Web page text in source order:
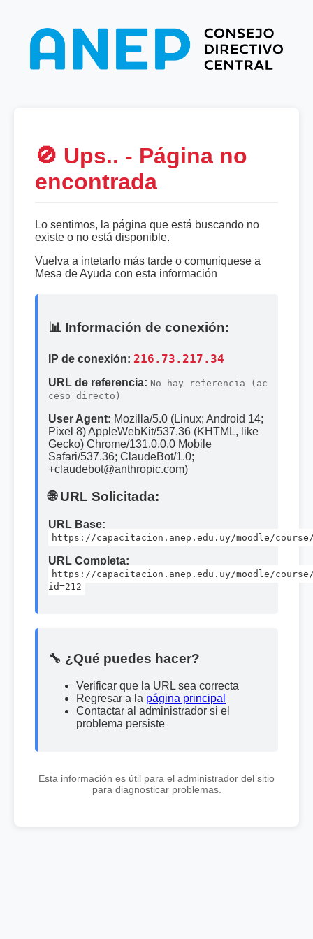
🚫 Ups.. - Página no
encontrada
Lo sentimos, la página que está buscando no
existe o no está disponible.
Vuelva a intetarlo más tarde o comuniquese a
Mesa de Ayuda con esta información
📊 Información de conexión:
IP de conexión: 216.73.217.34
URL de referencia: No hay referencia (ac
ceso directo)
User Agent: Mozilla/5.0 (Linux; Android 14;
Pixel 8) AppleWebKit/537.36 (KHTML, like
Gecko) Chrome/131.0.0.0 Mobile
Safari/537.36; ClaudeBot/1.0;
+claudebot@anthropic.com)
🌐 URL Solicitada:
URL Base:
https://capacitacion.anep.edu.uy/moodle/
URL Completa:
https://capacitacion.anep.edu.uy/moodle/
id=212
🔧 ¿Qué puedes hacer?
Verificar que la URL sea correcta
Regresar a la página principal
Contactar al administrador si el
problema persiste
Esta información es útil para el administrador del sitio
para diagnosticar problemas.